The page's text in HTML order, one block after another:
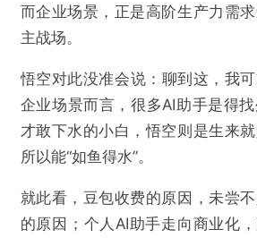
而企业场景，正是高阶生产力需
主战场。
悟空对此没准会说：聊到这，我
企业场景而言，很多AI助手是得
才敢下水的小白，悟空则是生来
所以能“如鱼得水”。
就此看，豆包收费的原因，未尝
的原因；个人AI助手走向商业化